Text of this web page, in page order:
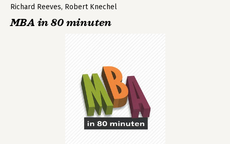
Richard Reeves, Robert Knechel
MBA in 80 minuten